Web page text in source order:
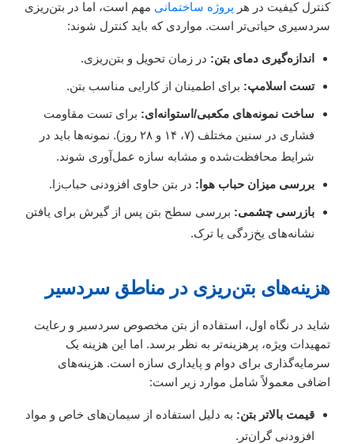
کنترل کیفیت در هر پروژه ساختمانی مهم است، اما در بتن‌ریزی
سردسیری حیاتی‌تر است. مواردی که باید کنترل شوند:
اندازه‌گیری دمای بتن: در زمان تحویل و بتن‌ریزی.
تست اسلامپ: برای اطمینان از کارایی مناسب بتن.
ساخت نمونه‌های مکعبی/استوانه‌ای: برای تست مقاومت
فشاری در سنین مختلف (۷، ۱۴ و ۲۸ روز). نمونه‌ها باید در
شرایط محافظت‌شده و مشابه سازه عمل‌آوری شوند.
بررسی میزان حباب هوا: در بتن حاوی افزودنی حباب‌زا.
بازرسی چشمی: بررسی سطح بتن پس از گیرش برای یافتن
نشانه‌های یخ‌زدگی یا ترک.
هزینه‌های بتن‌ریزی در مناطق سردسیر
شاید در نگاه اول، استفاده از بتن مخصوص سردسیر و رعایت
تمهیدات ویژه، پرهزینه‌تر به نظر برسد. اما این هزینه یک
سرمایه‌گذاری برای دوام و پایداری سازه است. هزینه‌های
اضافی معمولاً شامل موارد زیر است:
قیمت بالاتر بتن: به دلیل استفاده از سیمان‌های خاص و مواد
افزودنی گران‌تر.